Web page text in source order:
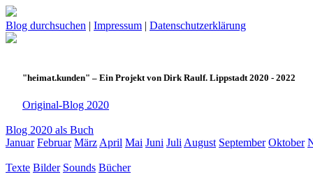
Blog durchsuchen | Impressum | Datenschutzerklärung
"heimat.kunden" – Ein Projekt von Dirk Raulf. Lippstadt 2020 - 2022
Original-Blog 2020
Blog 2020 als Buch
Januar Februar März April Mai Juni Juli August September Oktober
Texte Bilder Sounds Bücher